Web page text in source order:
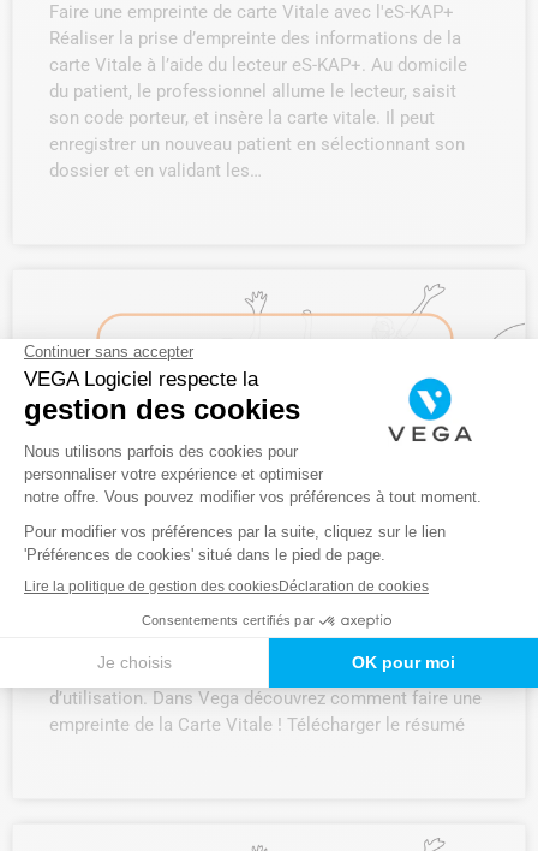
Faire une empreinte de carte Vitale avec l'eS-KAP+
Réaliser la prise d’empreinte des informations de la
carte Vitale à l’aide du lecteur eS-KAP+. Au domicile
du patient, le professionnel allume le lecteur, saisit
son code porteur, et insère la carte vitale. Il peut
enregistrer un nouveau patient en sélectionnant son
dossier et en validant les…
Empreinte de la Carte Vitale avec le lecteur Kap-inSide
Le tout nouveau lecteur de carte Kap-inSide est arrivé.
Vous allez être séduit pas sa légèreté et sa simplicité
d’utilisation. Dans Vega découvrez comment faire une
empreinte de la Carte Vitale ! Télécharger le résumé